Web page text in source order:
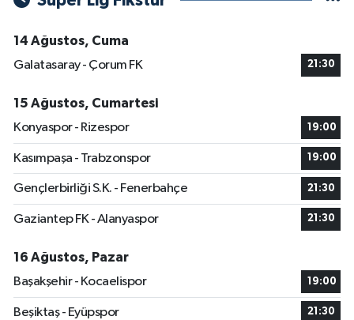
14 Ağustos, Cuma
Galatasaray - Çorum FK
21:30
15 Ağustos, Cumartesi
Konyaspor - Rizespor
19:00
Kasımpaşa - Trabzonspor 19:00
Gençlerbirliği S.K. - Fenerbahçe 21:30
Gaziantep FK - Alanyaspor 21:30
16 Ağustos, Pazar
Başakşehir - Kocaelispor
19:00
Beşiktaş - Eyüpspor 21:30